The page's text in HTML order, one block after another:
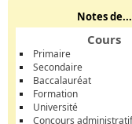
Notes de...
Cours
Primaire
Secondaire
Baccalauréat
Formation
Université
Concours administratif